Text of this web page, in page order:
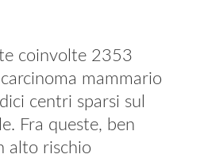
coinvolte 2353
mammario
centri sparsi sul
Fra queste, ben
alto rischio